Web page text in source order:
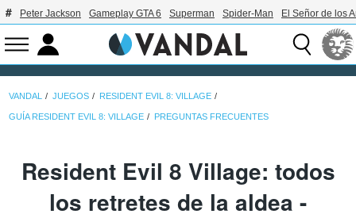
Peter Jackson Gameplay GTA 6 Superman Spider-Man El Señor de los
VANDAL JUEGOS RESIDENT EVIL 8: VILLAGE
GUÍA RESIDENT EVIL 8: VILLAGE PREGUNTAS FRECUENTES
Resident Evil 8 Village: todos
los retretes de la aldea -